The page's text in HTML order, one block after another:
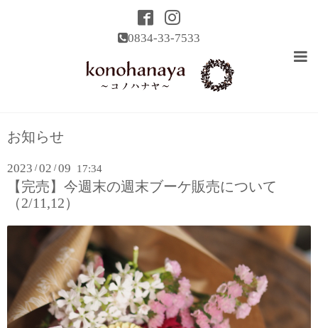
0834-33-7533
お知らせ
2023 /02 /09 17:34
【完売】今週末の週末ブーケ販売について
（2/11,12）